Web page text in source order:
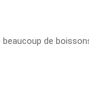
beaucoup de